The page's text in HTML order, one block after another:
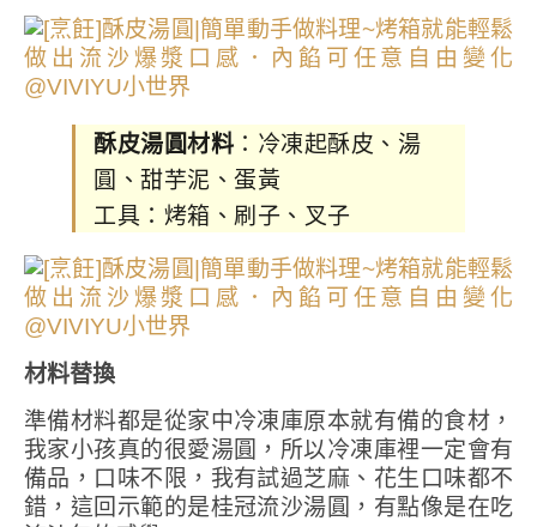
酥皮湯圓材料 ：冷凍起酥皮、湯
圓、甜芋泥、蛋黃
工具：烤箱、刷子、叉子
材料替換
準備材料都是從家中冷凍庫原本就有備的食材，
我家小孩真的很愛湯圓，所以冷凍庫裡一定會有
備品，口味不限，我有試過芝麻、花生口味都不
錯，這回示範的是桂冠流沙湯圓，有點像是在吃